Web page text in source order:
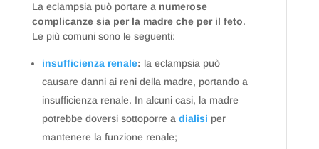
La eclampsia può portare a numerose
complicanze sia per la madre che per il feto.
Le più comuni sono le seguenti:
insufficienza renale: la eclampsia può
causare danni ai reni della madre, portando a
insufficienza renale. In alcuni casi, la madre
potrebbe doversi sottoporre a dialisi per
mantenere la funzione renale;